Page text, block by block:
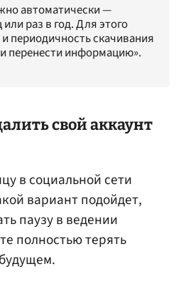
автоматически —
раз в год. Для этого
периодичность скачивания
перенести информацию».
свой аккаунт
в социальной сети
вариант подойдет,
паузу в ведении
полностью терять